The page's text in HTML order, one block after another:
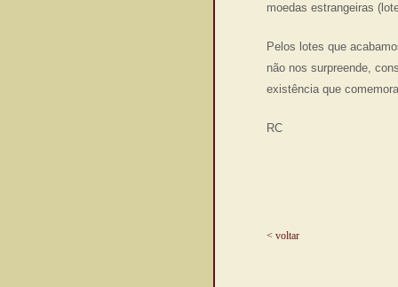
moedas estrangeiras
Pelos lotes que
não nos surpreende,
existência que
RC
< voltar